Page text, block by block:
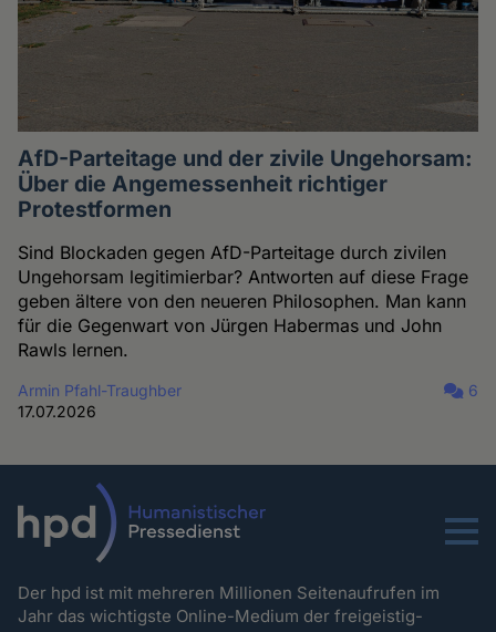
AfD-Parteitage und der zivile Ungehorsam:
Über die Angemessenheit richtiger
Protestformen
Sind Blockaden gegen AfD-Parteitage durch zivilen
Ungehorsam legitimierbar? Antworten auf diese Frage
geben ältere von den neueren Philosophen. Man kann
für die Gegenwart von Jürgen Habermas und John
Rawls lernen.
Armin Pfahl-Traughber
17.07.2026
6
Menu
Der hpd ist mit mehreren Millionen Seitenaufrufen im
Jahr das wichtigste Online-Medium der freigeistig-